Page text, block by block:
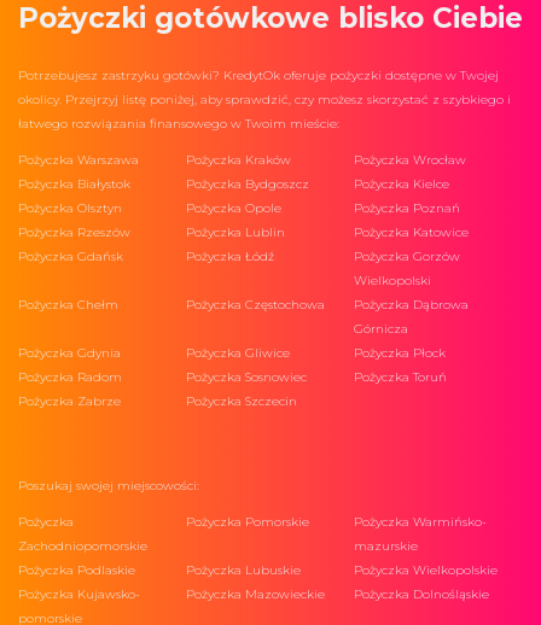
Pożyczki gotówkowe blisko Ciebie
Potrzebujesz zastrzyku gotówki? KredytOk oferuje pożyczki dostępne w Twojej
okolicy. Przejrzyj listę poniżej, aby sprawdzić, czy możesz skorzystać z szybkiego i
łatwego rozwiązania finansowego w Twoim mieście:
Pożyczka Warszawa Pożyczka Kraków
Pożyczka Wrocław
Pożyczka Białystok
Pożyczka Bydgoszcz
Pożyczka Kielce
Pożyczka Olsztyn
Pożyczka Opole
Pożyczka Poznań
Pożyczka Rzeszów
Pożyczka Lublin
Pożyczka Katowice
Pożyczka Gdańsk
Pożyczka Łódź
Pożyczka Gorzów
Wielkopolski
Pożyczka Chełm
Pożyczka Częstochowa
Pożyczka Dąbrowa
Górnicza
Pożyczka Gdynia
Pożyczka Gliwice
Pożyczka Płock
Pożyczka Radom
Pożyczka Sosnowiec
Pożyczka Toruń
Pożyczka Zabrze
Pożyczka Szczecin
Poszukaj swojej miejscowości:
Pożyczka
Zachodniopomorskie
Pożyczka Pomorskie
Pożyczka Warmińsko-
mazurskie
Pożyczka Podlaskie
Pożyczka Lubuskie
Pożyczka Wielkopolskie
Pożyczka Kujawsko-
pomorskie
Pożyczka Mazowieckie Pożyczka Dolnośląskie